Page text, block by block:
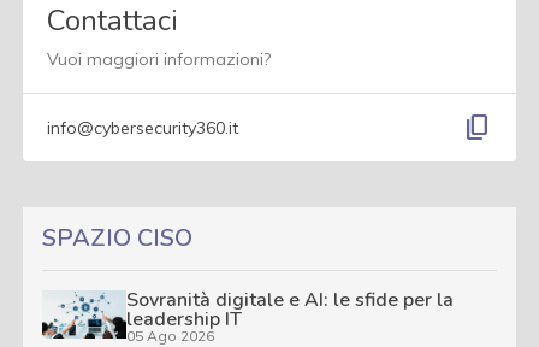
Contattaci
Vuoi maggiori informazioni?
info@cybersecurity360.it content_copy
SPAZIO CISO
Sovranità digitale e AI: le sfide per la
leadership IT
05 Ago 2026